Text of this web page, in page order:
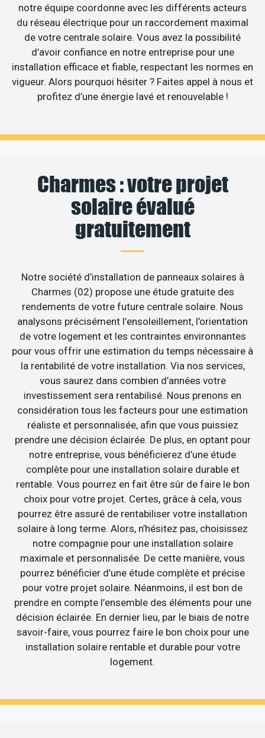
notre équipe coordonne avec les différents acteurs
du réseau électrique pour un raccordement maximal
de votre centrale solaire. Vous avez la possibilité
d’avoir confiance en notre entreprise pour une
installation efficace et fiable, respectant les normes en
vigueur. Alors pourquoi hésiter ? Faites appel à nous et
profitez d’une énergie lavé et renouvelable !
Charmes : votre projet
solaire évalué
gratuitement
Notre société d’installation de panneaux solaires à
Charmes (02) propose une étude gratuite des
rendements de votre future centrale solaire. Nous
analysons précisément l’ensoleillement, l’orientation
de votre logement et les contraintes environnantes
pour vous offrir une estimation du temps nécessaire à
la rentabilité de votre installation. Via nos services,
vous saurez dans combien d’années votre
investissement sera rentabilisé. Nous prenons en
considération tous les facteurs pour une estimation
réaliste et personnalisée, afin que vous puissiez
prendre une décision éclairée. De plus, en optant pour
notre entreprise, vous bénéficierez d’une étude
complète pour une installation solaire durable et
rentable. Vous pourrez en fait être sûr de faire le bon
choix pour votre projet. Certes, grâce à cela, vous
pourrez être assuré de rentabiliser votre installation
solaire à long terme. Alors, n’hésitez pas, choisissez
notre compagnie pour une installation solaire
maximale et personnalisée. De cette manière, vous
pourrez bénéficier d’une étude complète et précise
pour votre projet solaire. Néanmoins, il est bon de
prendre en compte l’ensemble des éléments pour une
décision éclairée. En dernier lieu, par le biais de notre
savoir-faire, vous pourrez faire le bon choix pour une
installation solaire rentable et durable pour votre
logement.